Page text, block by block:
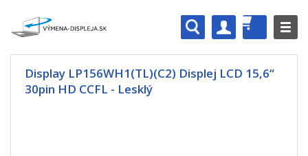
Display LP156WH1(TL)(C2) Displej LCD 15,6“
30pin HD CCFL - Lesklý